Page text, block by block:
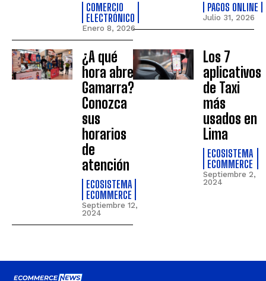
COMERCIO
ELECTRÓNICO
Enero 8, 2026
PAGOS ONLINE
Julio 31, 2026
¿A qué
hora abre
Gamarra?
Conozca
sus
horarios
de
atención
ECOSISTEMA
ECOMMERCE
Septiembre 12,
2024
Los 7
aplicativos
de Taxi
más
usados en
Lima
ECOSISTEMA
ECOMMERCE
Septiembre 2,
2024